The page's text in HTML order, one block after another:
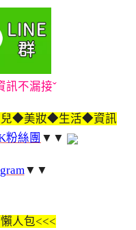
訊不漏接ˇ
◆美妝◆生活◆資訊
粉絲團 ▼▼
▼▼
人包<<<